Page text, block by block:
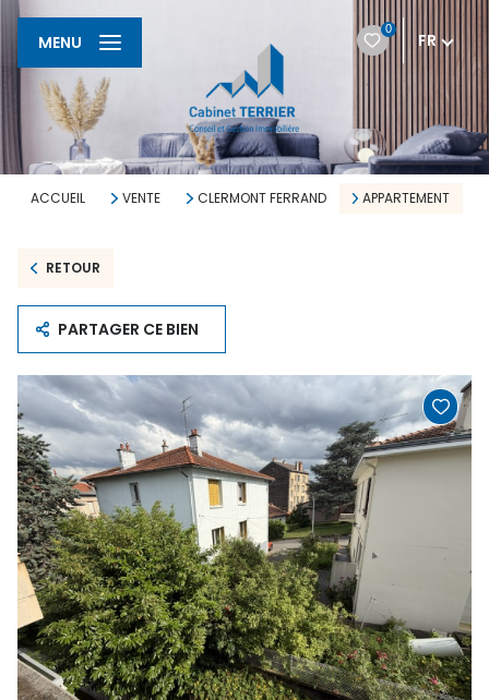
0
FR
MENU
ACCUEIL VENTE CLERMONT FERRAND APPARTEMENT
RETOUR
PARTAGER CE BIEN